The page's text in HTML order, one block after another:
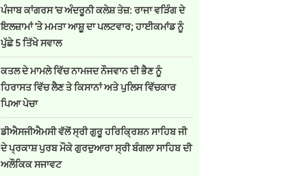
ਪੰਜਾਬ ਕਾਂਗਰਸ 'ਚ ਅੰਦਰੂਨੀ ਕਲੇਸ਼ ਤੇਜ਼: ਰਾਜਾ ਵੜਿੰਗ ਦੇ
ਇਲਜ਼ਾਮਾਂ 'ਤੇ ਮਮਤਾ ਆਸ਼ੂ ਦਾ ਪਲਟਵਾਰ; ਹਾਈਕਮਾਂਡ ਨੂੰ
ਪੁੱਛੇ 5 ਤਿੱਖੇ ਸਵਾਲ
ਕਤਲ ਦੇ ਮਾਮਲੇ ਵਿੱਚ ਨਾਮਜਦ ਨੌਜਵਾਨ ਦੀ ਭੈਣ ਨੂੰ
ਹਿਰਾਸਤ ਵਿੱਚ ਲੈਣ ਤੇ ਕਿਸਾਨਾਂ ਅਤੇ ਪੁਲਿਸ ਵਿੱਚਕਾਰ
ਪਿਆ ਪੇਚਾ
ਡੀਐਸਜੀਐਮਸੀ ਵੱਲੋਂ ਸ੍ਰੀ ਗੁਰੂ ਹਰਿਕ੍ਰਿਸ਼ਨ ਸਾਹਿਬ ਜੀ
ਦੇ ਪ੍ਰਕਾਸ਼ ਪੁਰਬ ਮੌਕੇ ਗੁਰਦੁਆਰਾ ਸ੍ਰੀ ਬੰਗਲਾ ਸਾਹਿਬ ਦੀ
ਅਲੌਕਿਕ ਸਜਾਵਟ